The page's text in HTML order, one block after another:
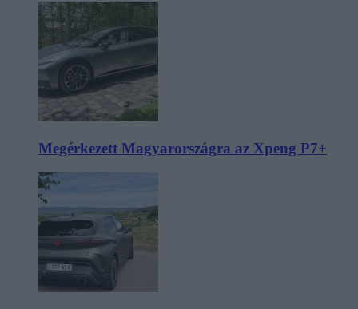
Megérkezett Magyarországra az Xpeng P7+